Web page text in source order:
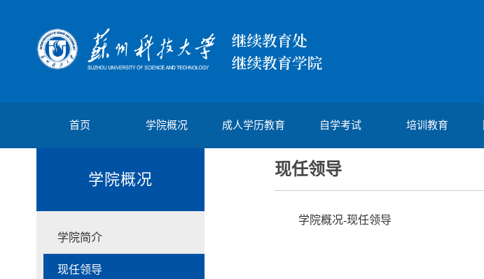
首页 学院概况 成人学历教育 自学考试 培训教育
学院概况
学院简介
现任领导
现任领导
学院概况-现任领导